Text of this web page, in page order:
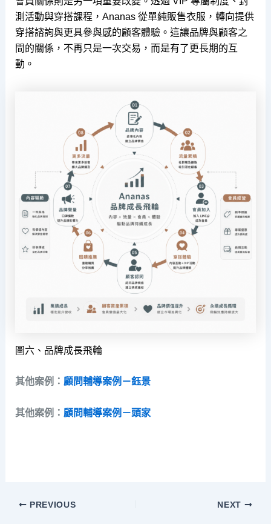
測活動與穿搭課程，Ananas 從單純販售衣服，轉向提供
穿搭諮詢與更具參與感的顧客體驗。這讓品牌與顧客之
間的關係，不再只是一次交易，而是有了更長期的互
動。
​圖六、品牌成長飛輪
其他案例： 顧問輔導案例－鈺景
其他案例： 顧問輔導案例－頭家
PREVIOUS NEXT